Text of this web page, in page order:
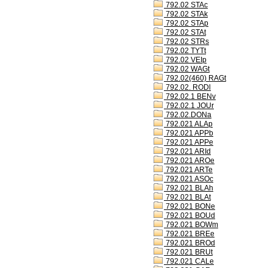
792.02 STAc
792.02 STAk
792.02 STAp
792.02 STAt
792.02 STRs
792.02 TYTt
792.02 VEIp
792.02 WAGt
792.02(460) RAGt
792.02. RODl
792.02.1 BENv
792.02.1 JOUr
792.02.DONa
792.021 ALAp
792.021 APPb
792.021 APPe
792.021 ARId
792.021 AROe
792.021 ARTe
792.021 ASOc
792.021 BLAh
792.021 BLAt
792.021 BONe
792.021 BOUd
792.021 BOWm
792.021 BREe
792.021 BROd
792.021 BRUt
792.021 CALe